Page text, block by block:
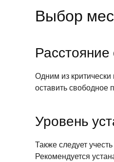
Выбор
Расстояние
Одним из
оставить свободное
Уровень
Также следует
Рекомендуется